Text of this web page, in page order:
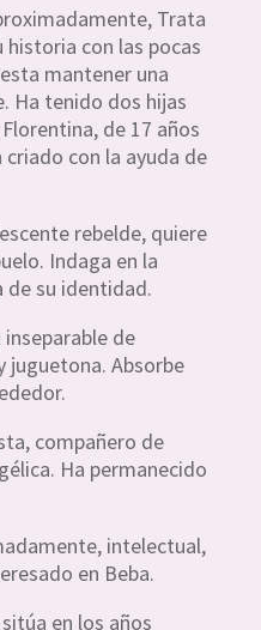
Trata
historia con las pocas
mantener una
Ha tenido dos hijas
de 17 años
criado con la ayuda de
rebelde, quiere
Indaga en la
de su identidad.
de
juguetona. Absorbe
compañero de
Ha permanecido
intelectual,
en Beba.
en los años